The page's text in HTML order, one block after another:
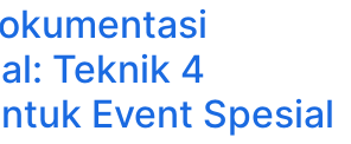
Teknik 4
Event Spesial